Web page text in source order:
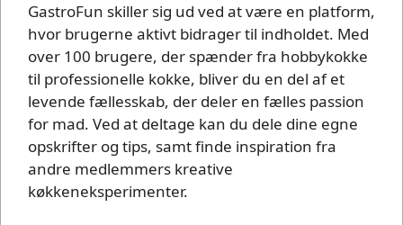
GastroFun skiller sig ud ved at være en platform,
hvor brugerne aktivt bidrager til indholdet. Med
over 100 brugere, der spænder fra hobbykokke
til professionelle kokke, bliver du en del af et
levende fællesskab, der deler en fælles passion
for mad. Ved at deltage kan du dele dine egne
opskrifter og tips, samt finde inspiration fra
andre medlemmers kreative
køkkeneksperimenter.